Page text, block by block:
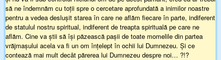
să ne îndemnăm cu toţii spre o cercetare aprofundată a inimilor noastre
pentru a vedea desluşit starea în care ne aflăm fiecare în parte, indiferent
de statulul nostru spiritual, indiferent de treapta spirituală pe care ne
aflăm. Cine va ştii să îşi păzească paşii de toate momelile din partea
vrăjmaşului acela va fi un om înţelept în ochii lui Dumnezeu. Şi ce
contează mai mult decȃt părerea lui Dumnezeu despre noi… ?!?